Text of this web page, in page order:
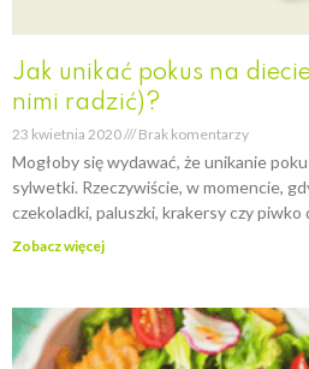
Jak unikać pokus na
nimi radzić)?
23 kwietnia 2020 Brak komentarzy
Mogłoby się wydawać, że unikanie
sylwetki. Rzeczywiście, w momencie,
czekoladki, paluszki, krakersy czy piwko
Zobacz więcej